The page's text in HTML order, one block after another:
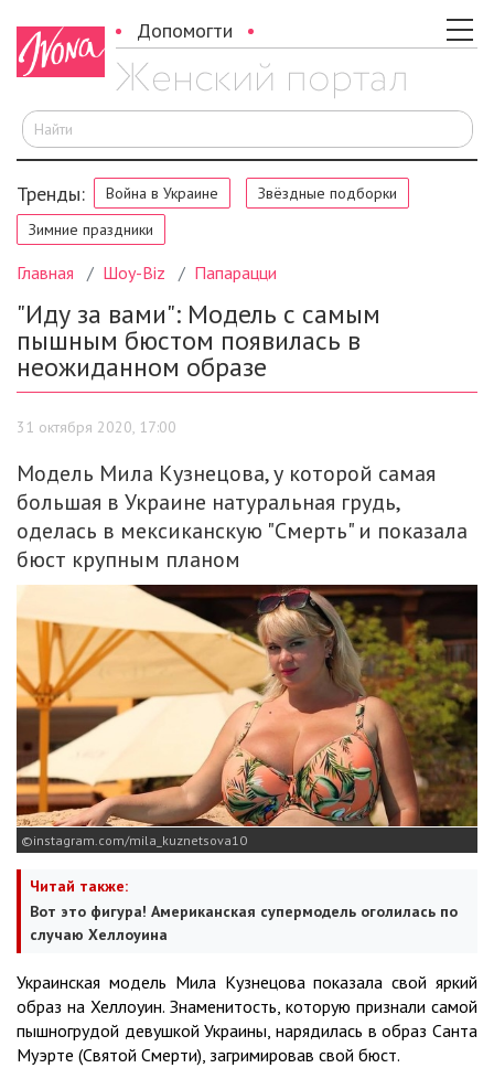
Допомогти
Тренды: Война в Украине
Звёздные подборки
Зимние праздники
Главная Шоу-Biz Папарацци
"Иду за вами": Модель с самым
пышным бюстом появилась в
неожиданном образе
31 октября 2020, 17:00
Модель Мила Кузнецова, у которой самая
большая в Украине натуральная грудь,
оделась в мексиканскую "Смерть" и показала
бюст крупным планом
instagram.com/mila_kuznetsova10
Читай также:
Вот это фигура! Американская супермодель оголилась по
случаю Хеллоуина
Украинская модель Мила Кузнецова показала свой яркий
образ на Хеллоуин. Знаменитость, которую признали самой
пышногрудой девушкой Украины, нарядилась в образ Санта
Муэрте (Святой Смерти), загримировав свой бюст.